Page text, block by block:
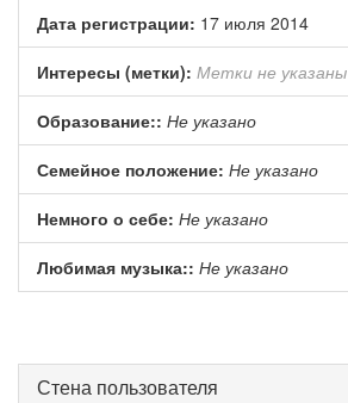
Дата регистрации: 17 июля 2014
Интересы (метки): Метки не указаны
Образование:: Не указано
Семейное положение: Не указано
Немного о себе: Не указано
Любимая музыка:: Не указано
Стена пользователя